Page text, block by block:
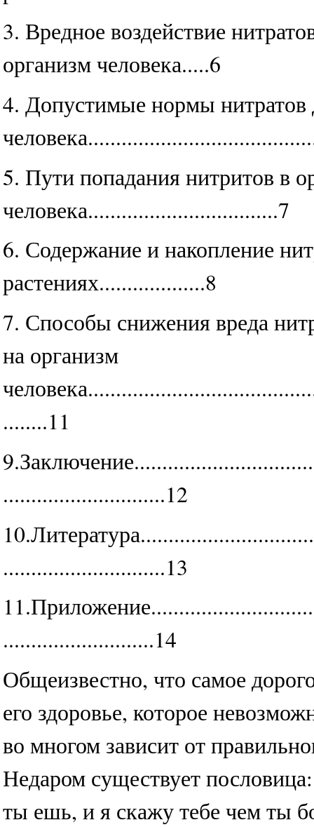
3. Вредное воздействие
организм человека.....6
4. Допустимые нормы нитратов
5. Пути попадания нитритов в
человека..................................7
6. Содержание и накопление
растениях...................8
7. Способы снижения вреда
на организм
........11
.............................12
.............................13
...........................14
Общеизвестно, что самое
его здоровье, которое
во многом зависит от
Недаром существует
ты ешь, и я скажу тебе чем ты